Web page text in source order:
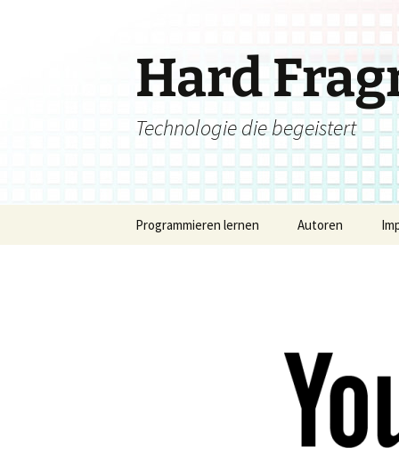
Hard
Technologie die begeistert
Programmieren lernen Autoren